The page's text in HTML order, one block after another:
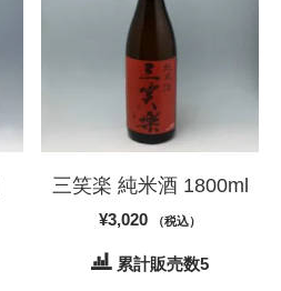
三笑楽 純米酒 1800ml
¥3,020 （税込）
累計販売数5